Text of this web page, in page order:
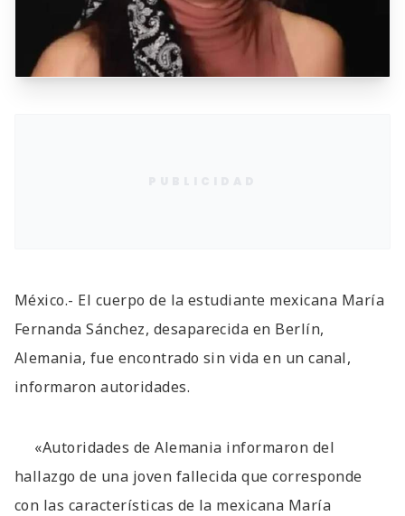
México.- El cuerpo de la estudiante mexicana María
Fernanda Sánchez, desaparecida en Berlín,
Alemania, fue encontrado sin vida en un canal,
informaron autoridades.
«Autoridades de Alemania informaron del
hallazgo de una joven fallecida que corresponde
con las características de la mexicana María